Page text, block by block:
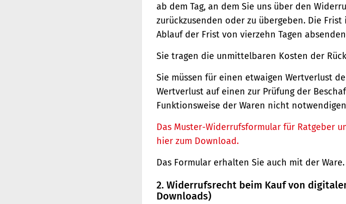
ab dem Tag, an dem Sie uns über den
zurückzusenden oder zu übergeben. Die
Ablauf der Frist von vierzehn Tagen
Sie tragen die unmittelbaren Kosten der
Sie müssen für einen etwaigen Wertverlust
Wertverlust auf einen zur Prüfung der
Funktionsweise der Waren nicht
Das Muster-Widerrufsformular für Ratgeber
hier zum Download.
Das Formular erhalten Sie auch mit der Ware.
2. Widerrufsrecht beim Kauf von
Downloads)